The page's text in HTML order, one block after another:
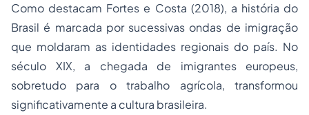
Como destacam Fortes e Costa (2018), a história do
Brasil é marcada por sucessivas ondas de imigração
que moldaram as identidades regionais do país. No
século XIX, a chegada de imigrantes europeus,
sobretudo para o trabalho agrícola, transformou
significativamente a cultura brasileira.